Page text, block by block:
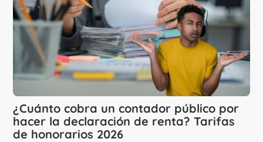
¿Cuánto cobra un contador público por
hacer la declaración de renta? Tarifas
de honorarios 2026